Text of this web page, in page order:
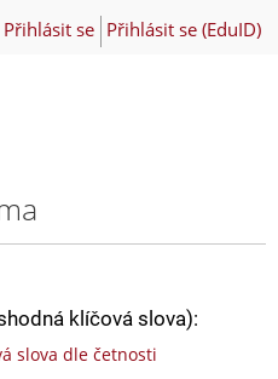
Přihlásit se Přihlásit se (EduID)
klíčová slova):
slova dle četnosti